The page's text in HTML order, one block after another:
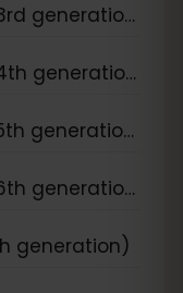
Apple iPad Pro 12.9-inch (3rd generation)
Apple iPad Pro 12.9-inch (4th generation)
Apple iPad Pro 12.9-inch (5th generation)
Apple iPad Pro 12.9-inch (6th generation)
generation)